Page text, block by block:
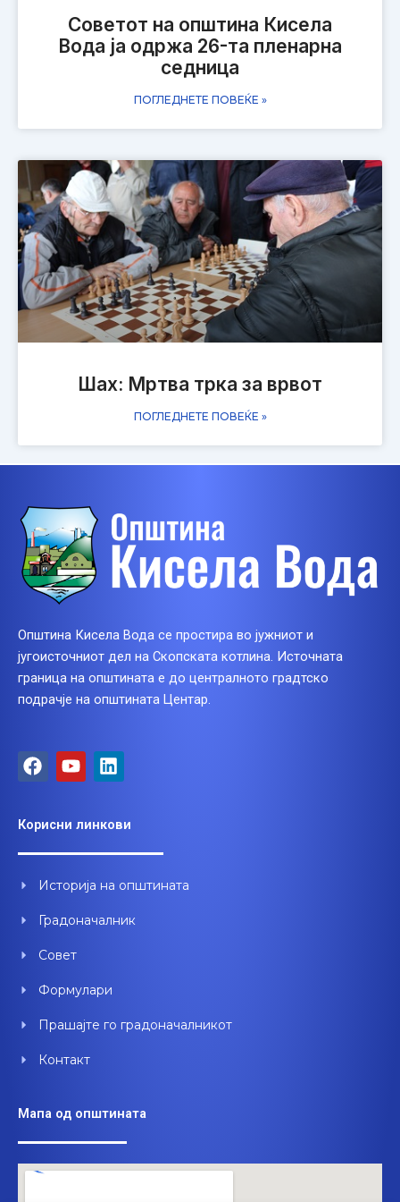
Советот на општина Кисела
Вода ја одржa 26-та пленарна
седница
ПОГЛЕДНЕТЕ ПОВЕЌЕ »
Шах: Мртва трка за врвот
ПОГЛЕДНЕТЕ ПОВЕЌЕ »
Општина Кисела Вода се простира во јужниот и
југоисточниот дел на Скопската котлина. Источната
граница на општината е до централното градтско
подрачје на општината Центар.
F
a
b
o
k
Y
o
u
b
L
i
e
d
n
Корисни линкови
Историја на општината
Градоначалник
Совет
Формулари
Прашајте го градоначалникот
Контакт
Мапа од општината